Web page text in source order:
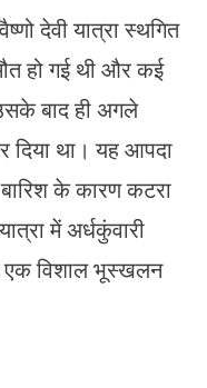
देवी यात्रा स्थगित
हो गई थी और कई
बाद ही अगले
था। यह आपदा
के कारण कटरा
में अर्धकुंवारी
एक विशाल भूस्खलन